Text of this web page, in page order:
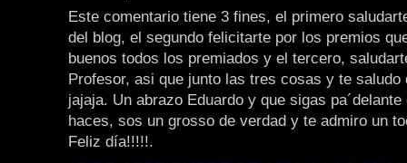
Este comentario tiene 3 fines, el primero
del blog, el segundo felicitarte por los premios
buenos todos los premiados y el tercero,
Profesor, asi que junto las tres cosas y te saludo
jajaja. Un abrazo Eduardo y que sigas
haces, sos un grosso de verdad y te admiro un
Feliz día!!!!!.